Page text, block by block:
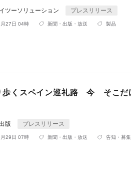
ツーソリューション プレスリリース
27日 04時 新聞・出版・放送 製品
歩くスペイン巡礼路 今 そこだ
版 プレスリリース
29日 07時 新聞・出版・放送 告知・募集